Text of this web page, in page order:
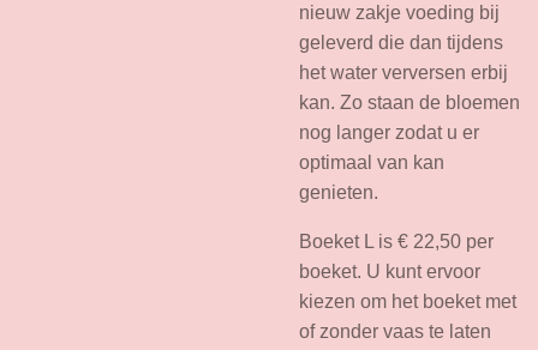
nieuw zakje voeding bij
geleverd die dan tijdens
het water verversen erbij
kan. Zo staan de bloemen
nog langer zodat u er
optimaal van kan
genieten.
Boeket L is € 22,50 per
boeket. U kunt ervoor
kiezen om het boeket met
of zonder vaas te laten